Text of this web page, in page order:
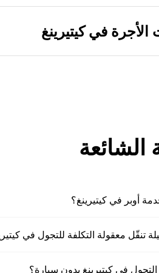
في كيتيرينغ
الشائعة
أوبر في كيتيرينغ؟
تنقّل معقولة التكلفة للتجول في
في كيتيرينغ بدون سيارة؟